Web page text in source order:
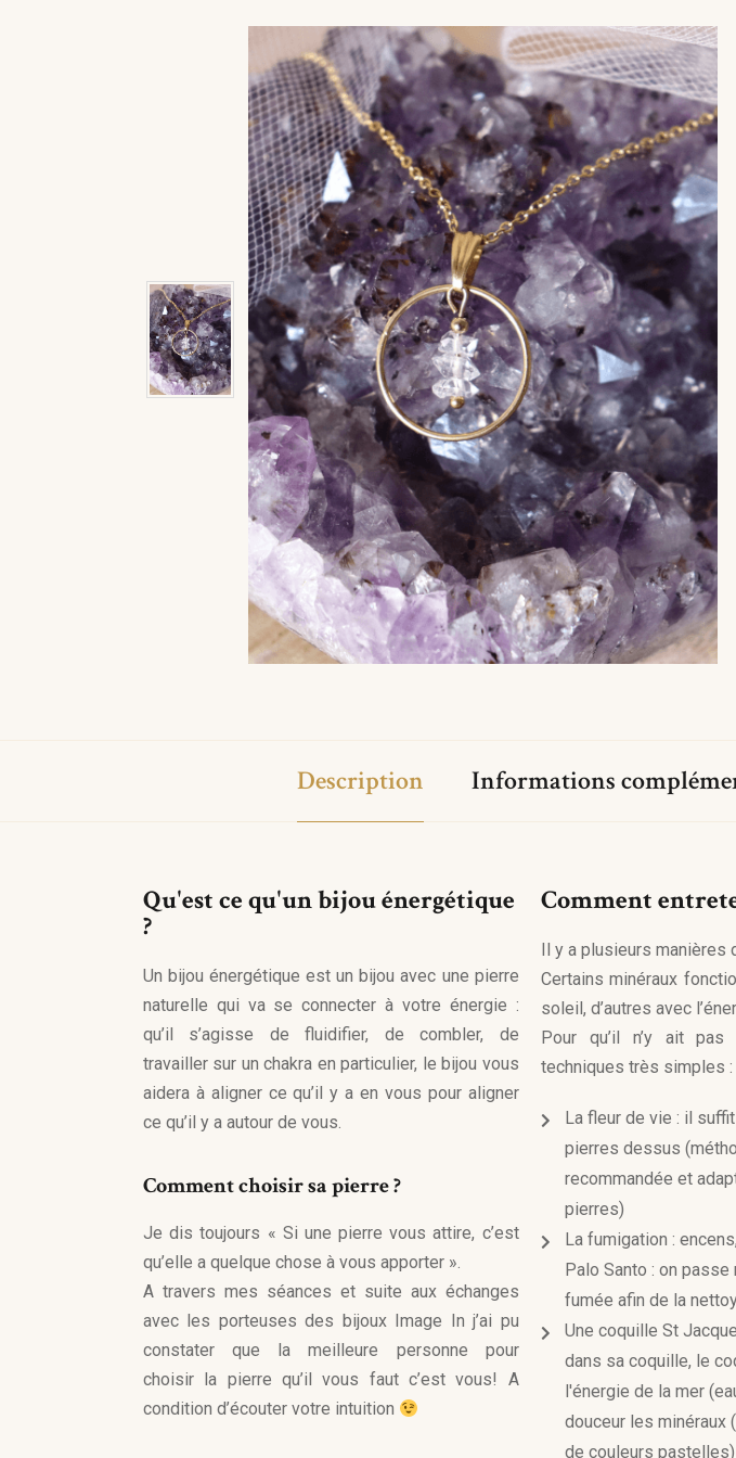
Pierre de Lune
Quartz
Tourmaline
Turquoise
Description Informations
Qu'est ce qu'un bijou énergétique
?
Un bijou énergétique est un bijou avec une pierre
naturelle qui va se connecter à votre énergie :
qu’il s’agisse de fluidifier, de combler, de
travailler sur un chakra en particulier, le bijou vous
aidera à aligner ce qu’il y a en vous pour aligner
ce qu’il y a autour de vous.
Comment choisir sa pierre ?
Je dis toujours « Si une pierre vous attire, c’est
qu’elle a quelque chose à vous apporter ».
A travers mes séances et suite aux échanges
avec les porteuses des bijoux Image In j’ai pu
constater que la meilleure personne pour
choisir la pierre qu’il vous faut c’est vous! A
condition d’écouter votre intuition
Comment
Il y a plusieurs manières
Certains minéraux
soleil, d’autres avec
Pour qu’il n’y ait
techniques très simples :
La fleur de vie : il
pierres dessus
recommandée et
pierres)
La fumigation :
Palo Santo : on
fumée afin de la
Une coquille St
dans sa coquille, le
l'énergie de la mer
douceur les minéraux
de couleurs pastelles)